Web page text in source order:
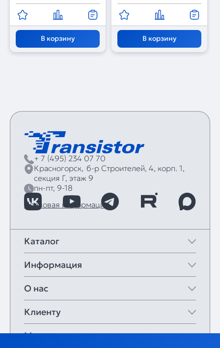
В корзину В корзину
+ 7 (495) 234 07 70
Красногорск, б‑р Строителей, 4, корп. 1,
секция Г, этаж 9
пн-пт, 9-18
Правовая информация
Каталог
Информация
О нас
Клиенту
Мои закладки